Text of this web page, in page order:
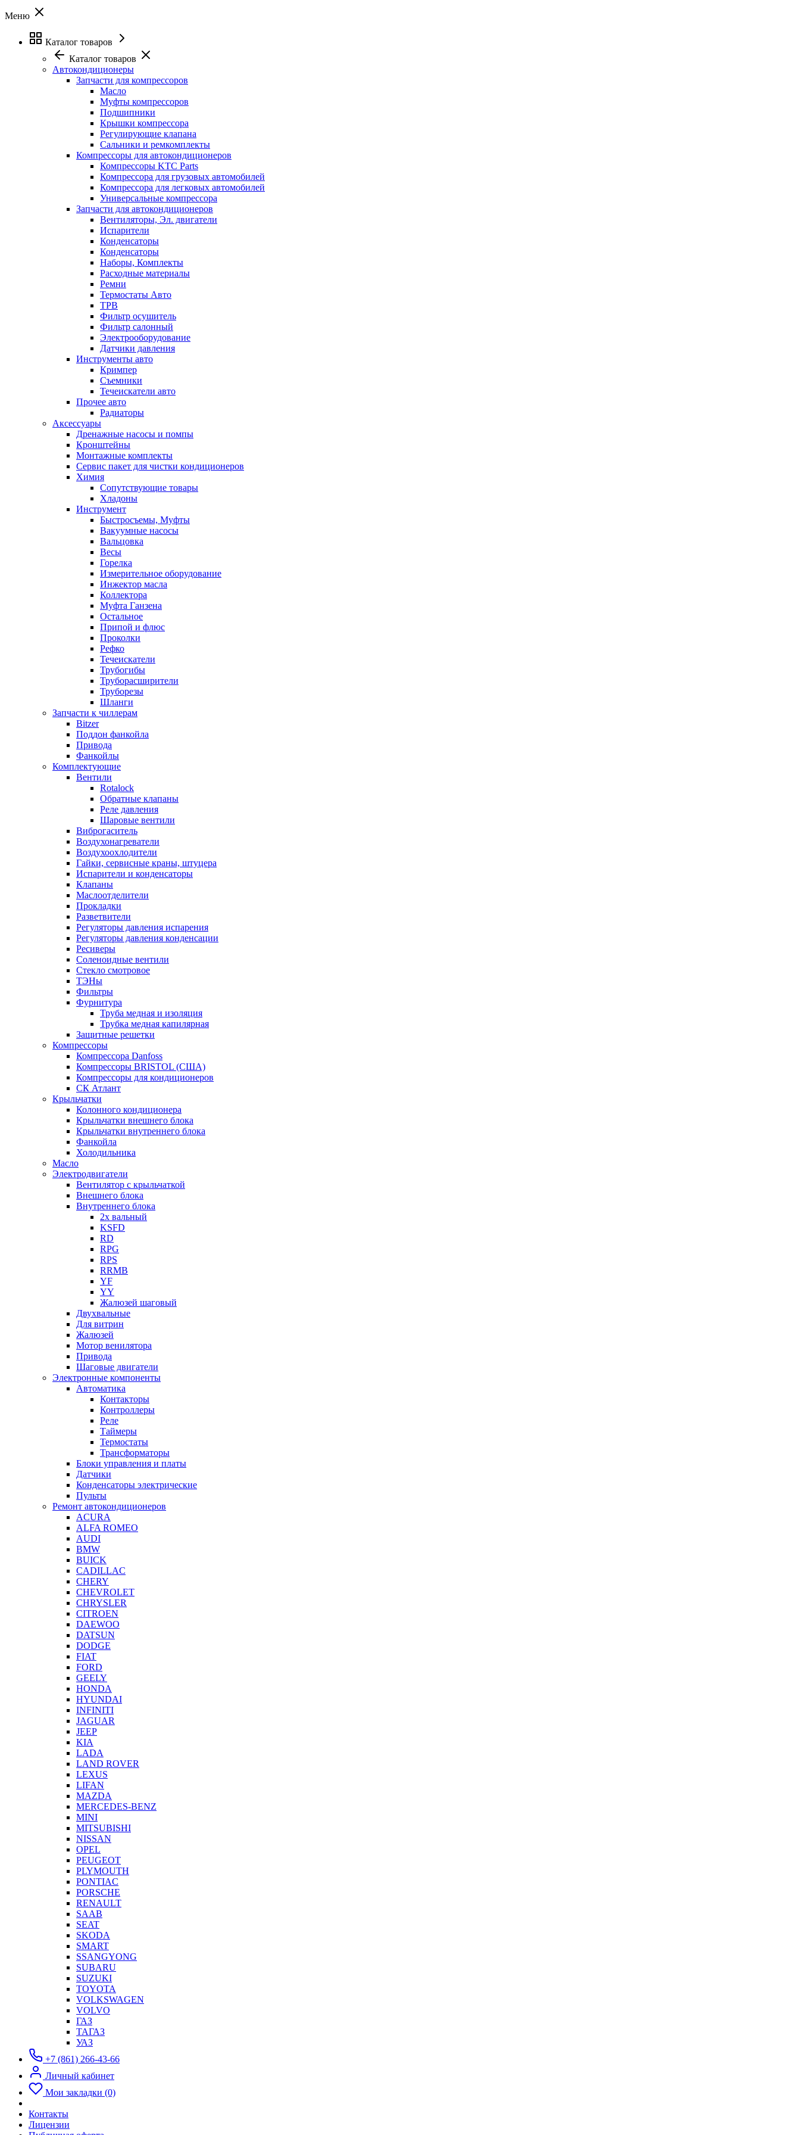
Меню
Каталог товаров
Каталог товаров
Автокондиционеры
Запчасти для компрессоров
Масло
Муфты компрессоров
Подшипники
Крышки компрессора
Регулирующие клапана
Сальники и ремкомплекты
Компрессоры для автокондиционеров
Компрессоры KTC Parts
Компрессора для грузовых автомобилей
Компрессора для легковых автомобилей
Универсальные компрессора
Запчасти для автокондиционеров
Вентиляторы, Эл. двигатели
Испарители
Конденсаторы
Конденсаторы
Наборы, Комплекты
Расходные материалы
Ремни
Термостаты Авто
ТРВ
Фильтр осушитель
Фильтр салонный
Электрооборудование
Датчики давления
Инструменты авто
Кримпер
Съемники
Течеискатели авто
Прочее авто
Радиаторы
Аксессуары
Дренажные насосы и помпы
Кронштейны
Монтажные комплекты
Сервис пакет для чистки кондиционеров
Химия
Сопутствующие товары
Хладоны
Инструмент
Быстросъемы, Муфты
Вакуумные насосы
Вальцовка
Весы
Горелка
Измерительное оборудование
Инжектор масла
Коллектора
Муфта Ганзена
Остальное
Припой и флюс
Проколки
Рефко
Течеискатели
Трубогибы
Труборасширители
Труборезы
Шланги
Запчасти к чиллерам
Bitzer
Поддон фанкойла
Привода
Фанкойлы
Комплектующие
Вентили
Rotalock
Обратные клапаны
Реле давления
Шаровые вентили
Виброгаситель
Воздухонагреватели
Воздухоохлодители
Гайки, сервисные краны, штуцера
Испарители и конденсаторы
Клапаны
Маслоотделители
Прокладки
Разветвители
Регуляторы давления испарения
Регуляторы давления конденсации
Ресиверы
Соленоидные вентили
Стекло смотровое
ТЭНы
Фильтры
Фурнитура
Труба медная и изоляция
Трубка медная капилярная
Защитные решетки
Компрессоры
Компрессора Danfoss
Компрессоры BRISTOL (США)
Компрессоры для кондиционеров
СК Атлант
Крыльчатки
Колонного кондиционера
Крыльчатки внешнего блока
Крыльчатки внутреннего блока
Фанкойла
Холодильника
Масло
Электродвигатели
Вентилятор с крыльчаткой
Внешнего блока
Внутреннего блока
2х вальный
KSFD
RD
RPG
RPS
RRMB
YF
YY
Жалюзей шаговый
Двухвальные
Для витрин
Жалюзей
Мотор венилятора
Привода
Шаговые двигатели
Электронные компоненты
Автоматика
Контакторы
Контроллеры
Реле
Таймеры
Термостаты
Трансформаторы
Блоки управления и платы
Датчики
Конденсаторы электрические
Пульты
Ремонт автокондиционеров
ACURA
ALFA ROMEO
AUDI
BMW
BUICK
CADILLAC
CHERY
CHEVROLET
CHRYSLER
CITROEN
DAEWOO
DATSUN
DODGE
FIAT
FORD
GEELY
HONDA
HYUNDAI
INFINITI
JAGUAR
JEEP
KIA
LADA
LAND ROVER
LEXUS
LIFAN
MAZDA
MERCEDES-BENZ
MINI
MITSUBISHI
NISSAN
OPEL
PEUGEOT
PLYMOUTH
PONTIAC
PORSCHE
RENAULT
SAAB
SEAT
SKODA
SMART
SSANGYONG
SUBARU
SUZUKI
TOYOTA
VOLKSWAGEN
VOLVO
ГАЗ
ТАГАЗ
УАЗ
+7 (861) 266-43-66
Личный кабинет
Мои закладки (0)
Контакты
Лицензии